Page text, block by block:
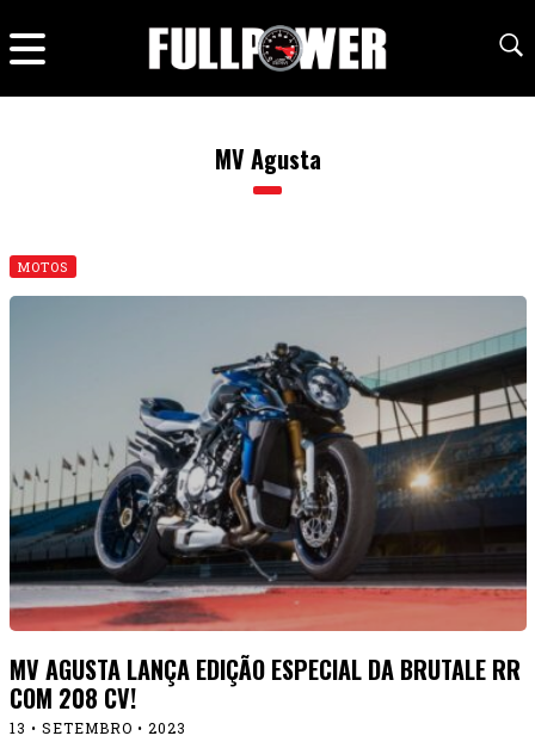
MV Agusta
MOTOS
MV AGUSTA LANÇA EDIÇÃO ESPECIAL DA BRUTALE RR
COM 208 CV!
13 • SETEMBRO • 2023